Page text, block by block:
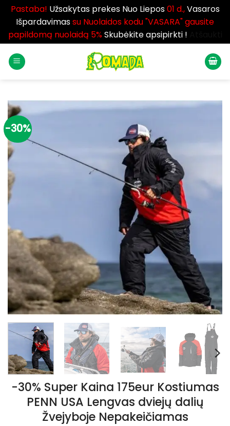
Pastaba! Užsakytas prekes Nuo Liepos01 d.,Vasaros
Išpardavimassu Nuolaidos kodu "VASARA" gausite
papildomą nuolaidą 5%Skubėkite apsipirkti !
-30%
-30% Super Kaina 175eur Kostiumas
PENN USA Lengvas dviejų dalių
Žvejyboje Nepakeičiamas